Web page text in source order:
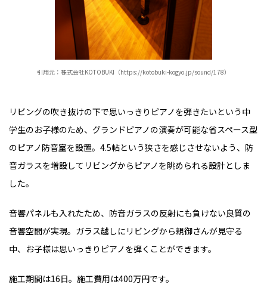
引用元：株式会社KOTOBUKI（https://kotobuki-kogyo.jp/sound/178）
リビングの吹き抜けの下で思いっきりピアノを弾きたいという中
学生のお子様のため、グランドピアノの演奏が可能な省スペース型
のピアノ防音室を設置。4.5帖という狭さを感じさせないよう、防
音ガラスを増設してリビングからピアノを眺められる設計としま
した。
音響パネルも入れたため、防音ガラスの反射にも負けない良質の
音響空間が実現。ガラス越しにリビングから親御さんが見守る
中、お子様は思いっきりピアノを弾くことができます。
施工期間は16日。施工費用は400万円です。